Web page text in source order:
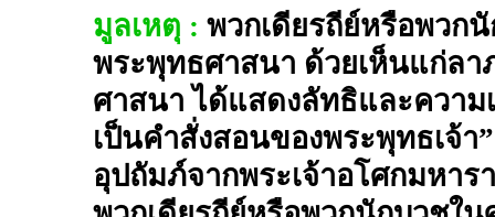
มูลเหตุ : พวกเดียรถีย์หรือพวก
พระพุทธศาสนา ด้วยเห็นแก่ล
ศาสนา ได้แสดงลัทธิและควา
เป็นคำสั่งสอนของพระพุทธเจ้
อุปถัมภ์จากพระเจ้าอโศกมหา